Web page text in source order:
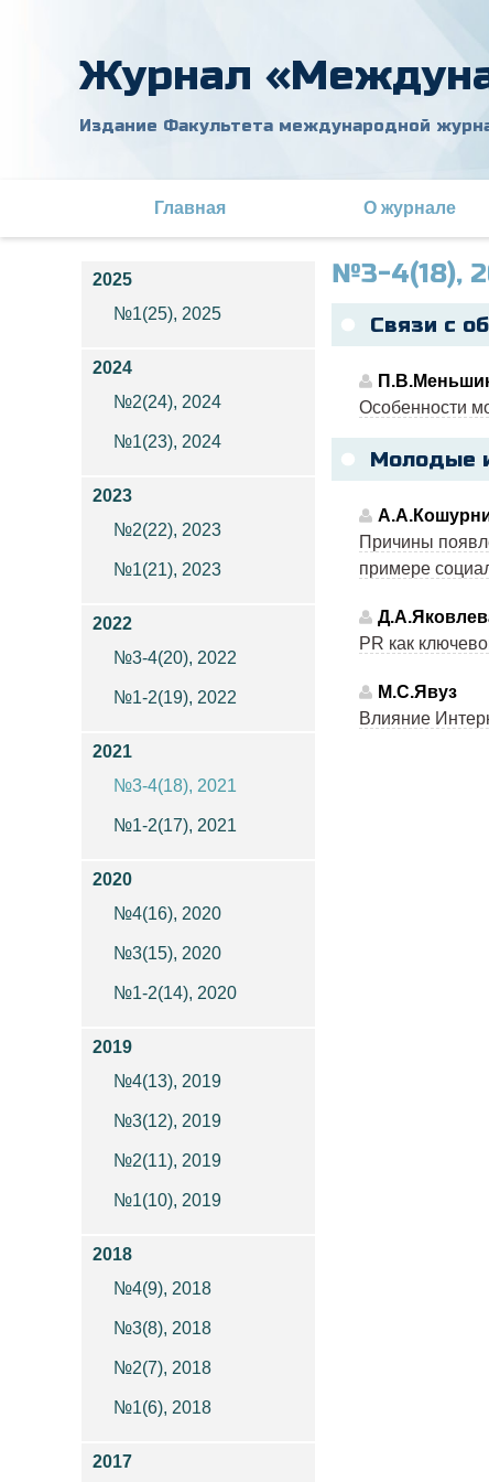
Журнал
Издание Факультета международной
Главная О журнале
2025
№1(25), 2025
2024
№2(24), 2024
№1(23), 2024
2023
№2(22), 2023
№1(21), 2023
2022
№3-4(20), 2022
№1-2(19), 2022
2021
№3-4(18), 2021
№1-2(17), 2021
2020
№4(16), 2020
№3(15), 2020
№1-2(14), 2020
2019
№4(13), 2019
№3(12), 2019
№2(11), 2019
№1(10), 2019
2018
№4(9), 2018
№3(8), 2018
№2(7), 2018
№1(6), 2018
2017
№3-4(18),
Связи с
Особенности
Молодые
Причины
примере
PR как
М.С.Явуз
Влияние